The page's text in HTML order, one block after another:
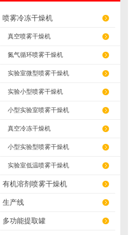
喷雾冷冻干燥机
真空喷雾干燥机
氮气循环喷雾干燥机
实验室微型喷雾干燥机
实验小型喷雾干燥机
小型实验室喷雾干燥机
真空冷冻干燥机
小型实验型喷雾干燥机
实验室低温喷雾干燥机
有机溶剂喷雾干燥机
生产线
多功能提取罐